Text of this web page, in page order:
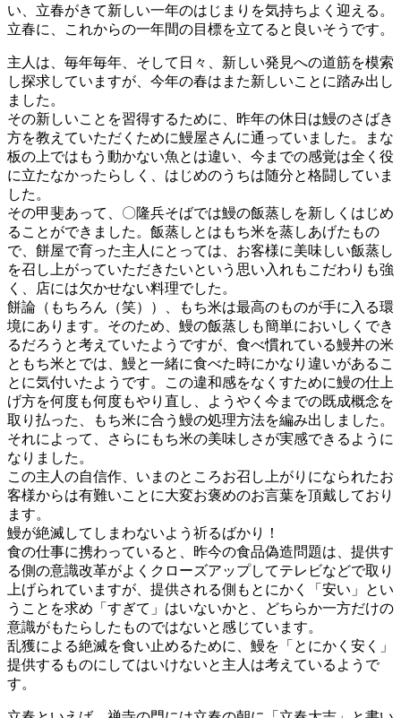
い、立春がきて新しい一年のはじまりを気持ちよく迎える。
立春に、これからの一年間の目標を立てると良いそうです。
主人は、毎年毎年、そして日々、新しい発見への道筋を模索
し探求していますが、今年の春はまた新しいことに踏み出し
ました。
その新しいことを習得するために、昨年の休日は鰻のさばき
方を教えていただくために鰻屋さんに通っていました。まな
板の上ではもう動かない魚とは違い、今までの感覚は全く役
に立たなかったらしく、はじめのうちは随分と格闘していま
した。
その甲斐あって、〇隆兵そばでは鰻の飯蒸しを新しくはじめ
ることができました。飯蒸しとはもち米を蒸しあげたもの
で、餅屋で育った主人にとっては、お客様に美味しい飯蒸し
を召し上がっていただきたいという思い入れもこだわりも強
く、店には欠かせない料理でした。
餅論（もちろん（笑））、もち米は最高のものが手に入る環
境にあります。そのため、鰻の飯蒸しも簡単においしくでき
るだろうと考えていたようですが、食べ慣れている鰻丼の米
ともち米とでは、鰻と一緒に食べた時にかなり違いがあるこ
とに気付いたようです。この違和感をなくすために鰻の仕上
げ方を何度も何度もやり直し、ようやく今までの既成概念を
取り払った、もち米に合う鰻の処理方法を編み出しました。
それによって、さらにもち米の美味しさが実感できるように
なりました。
この主人の自信作、いまのところお召し上がりになられたお
客様からは有難いことに大変お褒めのお言葉を頂戴しており
ます。
鰻が絶滅してしまわないよう祈るばかり！
食の仕事に携わっていると、昨今の食品偽造問題は、提供す
る側の意識改革がよくクローズアップしてテレビなどで取り
上げられていますが、提供される側もとにかく「安い」とい
うことを求め「すぎて」はいないかと、どちらか一方だけの
意識がもたらしたものではないと感じています。
乱獲による絶滅を食い止めるために、鰻を「とにかく安く」
提供するものにしてはいけないと主人は考えているようで
す。